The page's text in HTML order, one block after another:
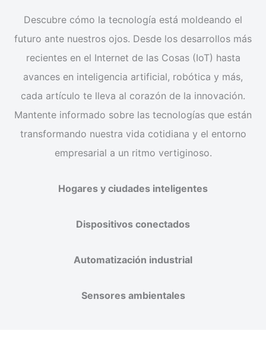
Descubre cómo la tecnología está moldeando el
futuro ante nuestros ojos. Desde los desarrollos más
recientes en el Internet de las Cosas (IoT) hasta
avances en inteligencia artificial, robótica y más,
cada artículo te lleva al corazón de la innovación.
Mantente informado sobre las tecnologías que están
transformando nuestra vida cotidiana y el entorno
empresarial a un ritmo vertiginoso.
Hogares y ciudades inteligentes
Dispositivos conectados
Automatización industrial
Sensores ambientales